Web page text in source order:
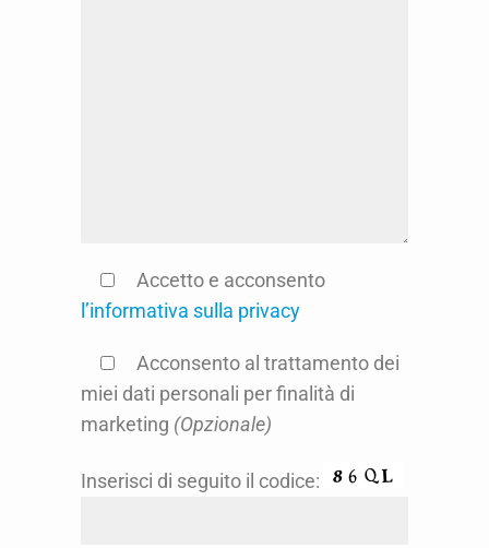
Accetto e acconsento
l’informativa sulla privacy
Acconsento al trattamento dei
miei dati personali per finalità di
marketing (Opzionale)
Inserisci di seguito il codice: